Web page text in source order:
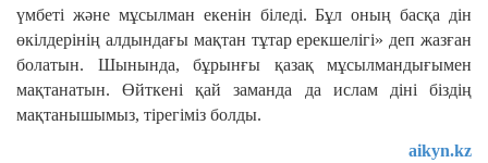
үмбеті және мұсыл­ман екенін біледі. Бұл оның басқа дін
өкілдерінің алдындағы мақ­тан тұтар ерекшелігі» деп жазған
бола­тын. Шынында, бұрынғы қазақ мұсыл­манды­ғымен
мақтанатын. Өйткені қай заманда да ислам діні біздің
мақтанышымыз, тірегіміз болды.
aikyn.kz